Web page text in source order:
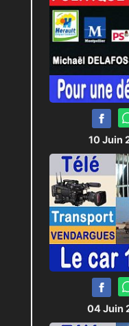
10 Juin
04 Juin